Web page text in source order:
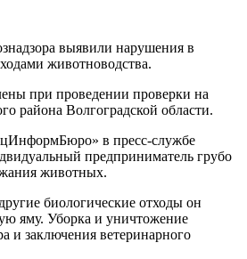
выявили нарушения в
животноводства.
при проведении проверки на
района Волгоградской области.
в пресс-службе
предприниматель грубо
животных.
биологические отходы он
яму. Уборка и уничтожение
и заключения ветеринарного